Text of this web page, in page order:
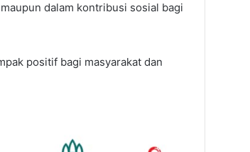
dalam kontribusi sosial bagi
positif bagi masyarakat dan